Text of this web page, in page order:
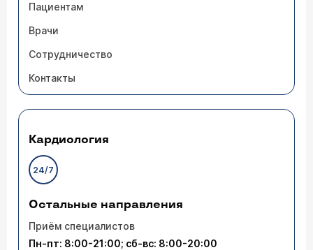
Пациентам
Врачи
Сотрудничество
Контакты
Кардиология
24/7
Остальные направления
Приём специалистов
Пн-пт: 8:00-21:00; сб-вс: 8:00-20:00